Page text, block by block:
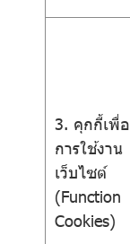
3. คุกกี้เพื่อ
การใช้งาน
เว็บไซต์
(Function
Cookies)